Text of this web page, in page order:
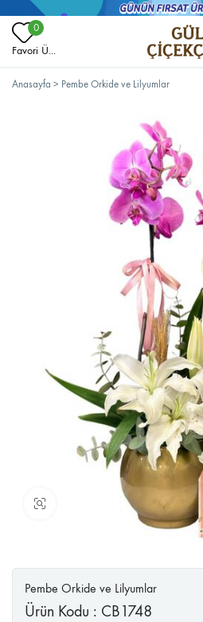
0
Favori Ü...
Anasayfa > Pembe Orkide ve Lilyumlar
Pembe Orkide ve Lilyumlar
Ürün Kodu : CB1748